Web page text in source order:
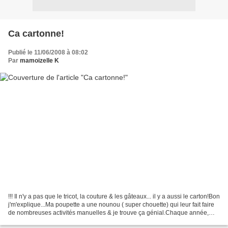
Ca cartonne!
Publié le 11/06/2008 à 08:02
Par mamoizelle K
!!! Il n'y a pas que le tricot, la couture & les gâteaux... il y a aussi le carton!Bon
j'm'explique...Ma poupette a une nounou ( super chouette) qui leur fait faire
de nombreuses activités manuelles & je trouve ça génial.Chaque année,